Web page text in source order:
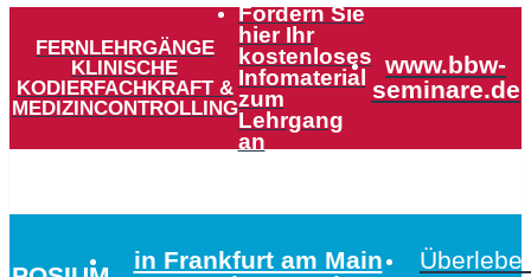
FERNLEHRGÄNGE
KLINISCHE
KODIERFACHKRAFT &
MEDIZINCONTROLLING
Fordern Sie
hier Ihr
kostenloses
Infomaterial
zum
Lehrgang
an
www.bbw-
seminare.de
in Frankfurt am Main